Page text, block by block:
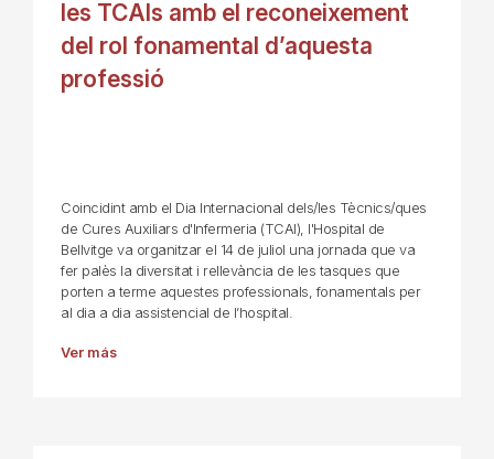
les TCAIs amb el reconeixement
del rol fonamental d’aquesta
professió
Coincidint amb el Dia Internacional dels/les Tècnics/ques
de Cures Auxiliars d'Infermeria (TCAI), l'Hospital de
Bellvitge va organitzar el 14 de juliol una jornada que va
fer palès la diversitat i rellevància de les tasques que
porten a terme aquestes professionals, fonamentals per
al dia a dia assistencial de l’hospital.
Ver más